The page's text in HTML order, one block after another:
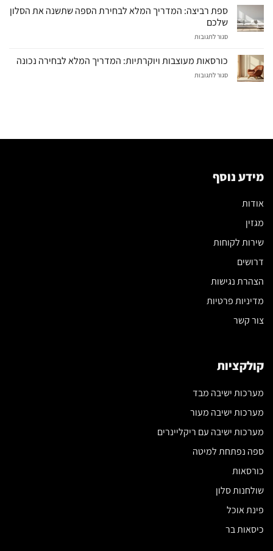
המדריך
ספת רביצה: המדריך המלא לבחירת הספה שתשנה את הסלון
שלכם
סגור לתגובות
המדריך
המלא
שלכם
כורסאות מעוצבות ויוקרתיות: המדריך המלא לבחירה נכונה
סגור לתגובות
מידע נוסף
אודות
מגזין
שירות לקוחות
דרושים
הצהרת נגישות
מדיניות פרטיות
צור קשר
קולקציות
מערכות ישיבה מבד
מערכות ישיבה מעור
מערכות ישיבה עם ריקליינרים
ספה נפתחת למיטה
כורסאות
שולחנות סלון
פינת אוכל
כיסאות בר